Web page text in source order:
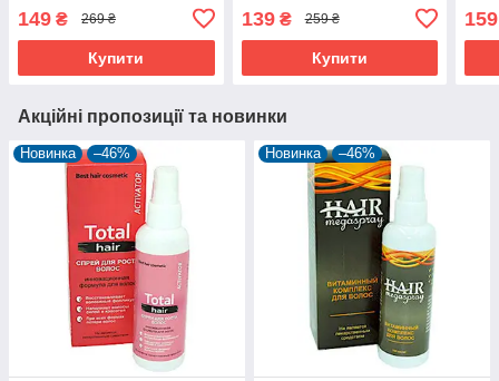
149 ₴ 269 ₴
Купити
кофеїну
139₴ 259 ₴
Купити
159
Акційні пропозиції та новинки
Новинка –46% Новинка –46%